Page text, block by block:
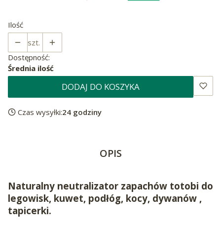
Ilość
szt.
Dostępność:
Średnia ilość
DODAJ DO KOSZYKA
Czas wysyłki:24 godziny
OPIS
Naturalny neutralizator zapachów totobi do
legowisk, kuwet, podłóg, kocy, dywanów ,
tapicerki.